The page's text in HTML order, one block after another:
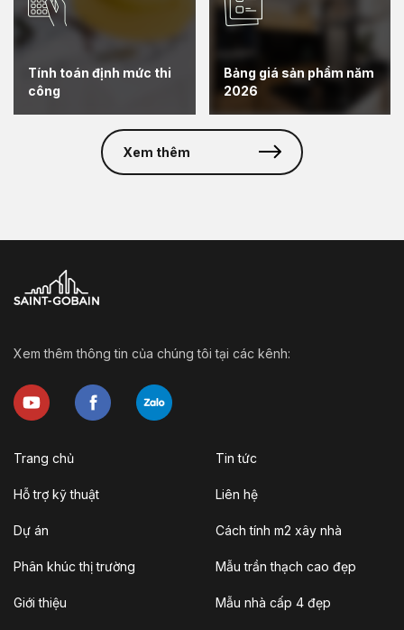
Tính toán định mức thi
công
Bảng giá sản phẩm năm
2026
Xem thêm
Xem thêm thông tin của chúng tôi tại các kênh:
Trang chủ
Hỗ trợ kỹ thuật
Dự án
Phân khúc thị trường
Giới thiệu
Tin tức
Liên hệ
Cách tính m2 xây nhà
Mẫu trần thạch cao đẹp
Mẫu nhà cấp 4 đẹp